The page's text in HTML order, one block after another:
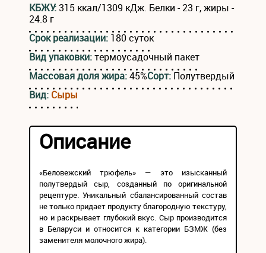
КБЖУ:315 ккал/1309 кДж. Белки - 23 г, жиры -
24.8 г
Срок реализации: 180 суток
Вид упаковки:термоусадочный пакет
Массовая доля жира:45%Сорт: Полутвердый
Вид: Сыры
Описание
«Беловежский трюфель» — это изысканный
полутвердый сыр, созданный по оригинальной
рецептуре. Уникальный сбалансированный состав
не только придает продукту благородную текстуру,
но и раскрывает глубокий вкус. Сыр производится
в Беларуси и относится к категории БЗМЖ (без
заменителя молочного жира).